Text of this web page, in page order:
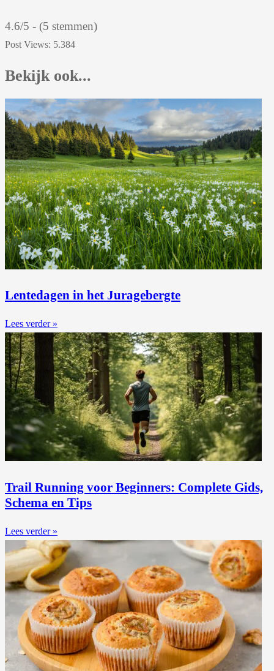
4.6/5 - (5 stemmen)
Post Views: 5.384
Bekijk ook...
Lentedagen in het Juragebergte
Lees verder »
Trail Running voor Beginners: Complete Gids,
Schema en Tips
Lees verder »